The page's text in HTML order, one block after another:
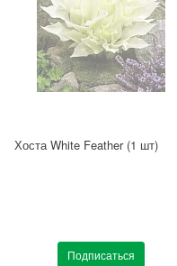
Хоста White Feather (1 шт)
Подписаться